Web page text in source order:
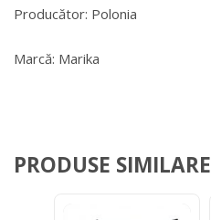
Producător: Polonia
Marcă: Marika
PRODUSE SIMILARE